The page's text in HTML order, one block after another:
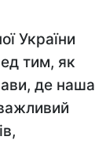
України
тим, як
де наша